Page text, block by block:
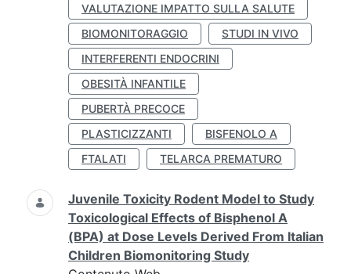
VALUTAZIONE IMPATTO SULLA SALUTE
BIOMONITORAGGIO
STUDI IN VIVO
INTERFERENTI ENDOCRINI
OBESITÀ INFANTILE
PUBERTÀ PRECOCE
PLASTICIZZANTI
BISFENOLO A
FTALATI
TELARCA PREMATURO
Juvenile Toxicity Rodent Model to Study
Toxicological Effects of Bisphenol A
(BPA) at Dose Levels Derived From Italian
Children Biomonitoring Study